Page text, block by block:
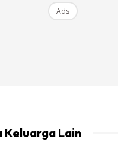
Ads
Keluarga Lain